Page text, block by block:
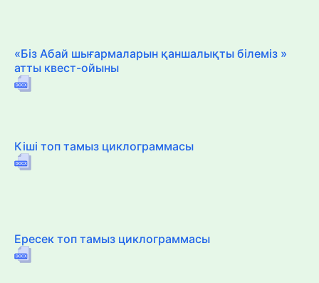
«Біз Абай шығармаларын қаншалықты білеміз »
атты квест-ойыны
Кіші топ тамыз циклограммасы
Ересек топ тамыз циклограммасы